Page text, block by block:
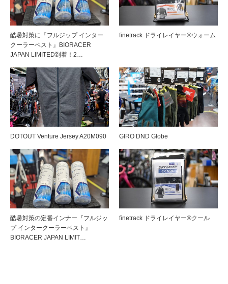
酷暑対策に『フルジップ インター
クーラーベスト』BIORACER
JAPAN LIMITED到着！2…
finetrack ドライレイヤー®ウォーム
DOTOUT Venture Jersey A20M090 GIRO DND Globe
酷暑対策の定番インナー『フルジッ
プ インタークーラーベスト』
BIORACER JAPAN LIMIT…
finetrack ドライレイヤー®クール